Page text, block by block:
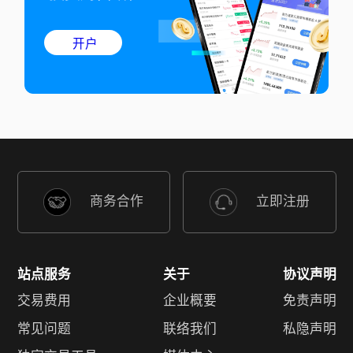
开户
商务合作 立即注册
站点服务
交易费用
常见问题
关于
企业概要
联络我们
协议声明
免责声明
私隐声明